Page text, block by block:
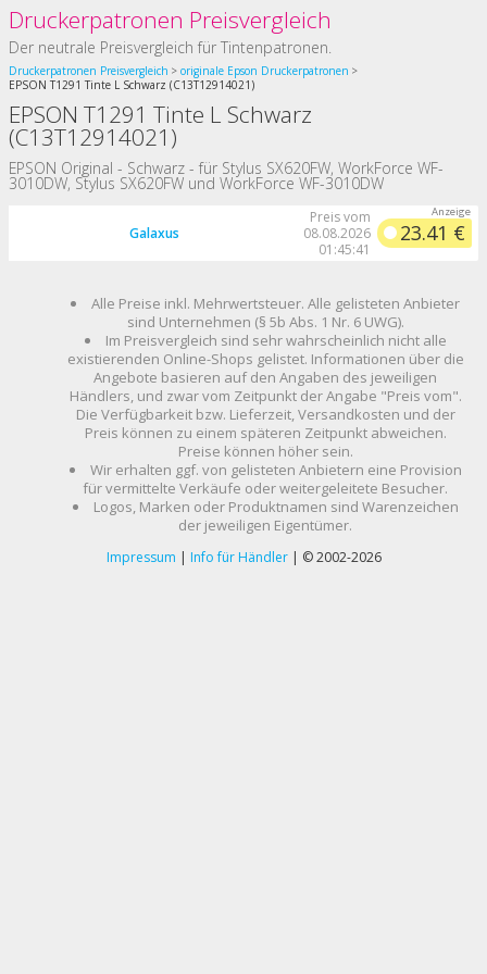
Druckerpatronen Preisvergleich
Der neutrale Preisvergleich für Tintenpatronen.
Druckerpatronen Preisvergleich
originale Epson Druckerpatronen
EPSON T1291 Tinte L Schwarz (C13T12914021)
EPSON T1291 Tinte L Schwarz
(C13T12914021)
EPSON Original - Schwarz - für Stylus SX620FW, WorkForce WF-
3010DW, Stylus SX620FW und WorkForce WF-3010DW
Galaxus
Preis vom
08.08.2026
01:45:41
23.41 €
Alle Preise inkl. Mehrwertsteuer. Alle gelisteten Anbieter
sind Unternehmen (§ 5b Abs. 1 Nr. 6 UWG).
Im Preisvergleich sind sehr wahrscheinlich nicht alle
existierenden Online-Shops gelistet. Informationen über die
Angebote basieren auf den Angaben des jeweiligen
Händlers, und zwar vom Zeitpunkt der Angabe "Preis vom".
Die Verfügbarkeit bzw. Lieferzeit, Versandkosten und der
Preis können zu einem späteren Zeitpunkt abweichen.
Preise können höher sein.
Wir erhalten ggf. von gelisteten Anbietern eine Provision
für vermittelte Verkäufe oder weitergeleitete Besucher.
Logos, Marken oder Produktnamen sind Warenzeichen
der jeweiligen Eigentümer.
Impressum | Info für Händler| © 2002-2026